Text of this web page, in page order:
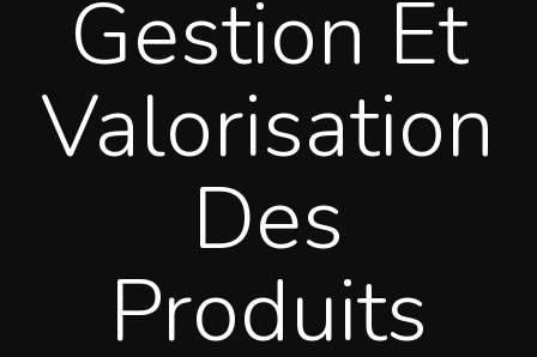
Gestion Et
Valorisation
Des
Produits